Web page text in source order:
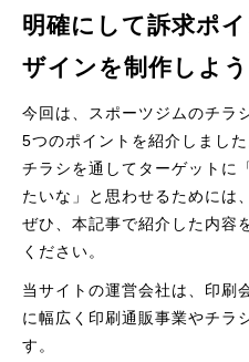
明確にして訴求ポ
ザインを制作しよう
今回は、スポーツジムのチラ
5つのポイントを紹介しました
チラシを通してターゲットに
たいな」と思わせるためには
ぜひ、本記事で紹介した内容
ください。
当サイトの運営会社は、印刷
に幅広く印刷通販事業やチラ
す。